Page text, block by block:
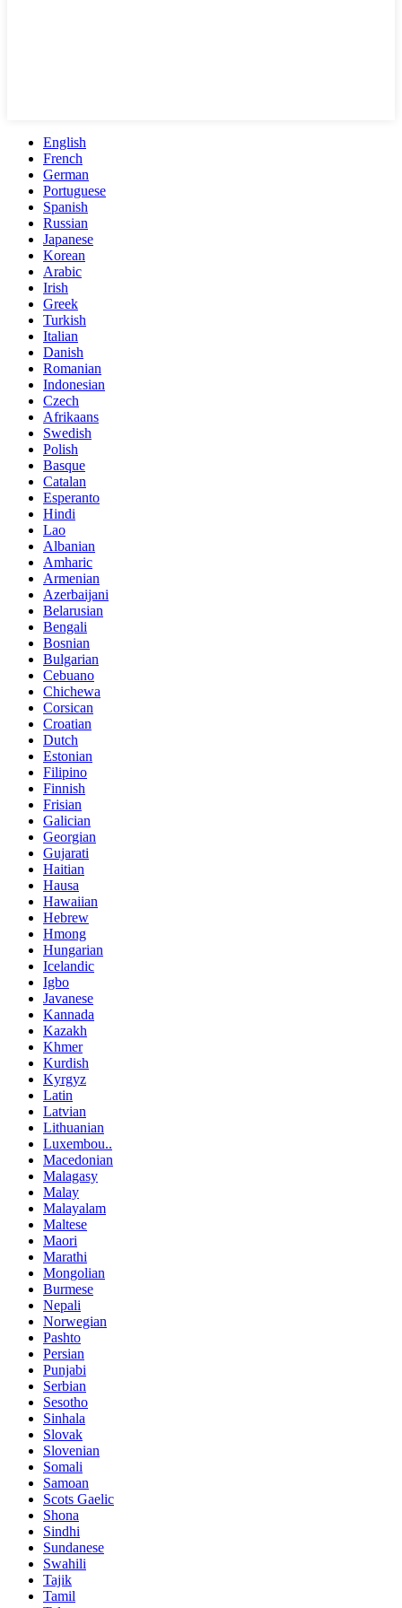
English
French
German
Portuguese
Spanish
Russian
Japanese
Korean
Arabic
Irish
Greek
Turkish
Italian
Danish
Romanian
Indonesian
Czech
Afrikaans
Swedish
Polish
Basque
Catalan
Esperanto
Hindi
Lao
Albanian
Amharic
Armenian
Azerbaijani
Belarusian
Bengali
Bosnian
Bulgarian
Cebuano
Chichewa
Corsican
Croatian
Dutch
Estonian
Filipino
Finnish
Frisian
Galician
Georgian
Gujarati
Haitian
Hausa
Hawaiian
Hebrew
Hmong
Hungarian
Icelandic
Igbo
Javanese
Kannada
Kazakh
Khmer
Kurdish
Kyrgyz
Latin
Latvian
Lithuanian
Luxembou..
Macedonian
Malagasy
Malay
Malayalam
Maltese
Maori
Marathi
Mongolian
Burmese
Nepali
Norwegian
Pashto
Persian
Punjabi
Serbian
Sesotho
Sinhala
Slovak
Slovenian
Somali
Samoan
Scots Gaelic
Shona
Sindhi
Sundanese
Swahili
Tajik
Tamil